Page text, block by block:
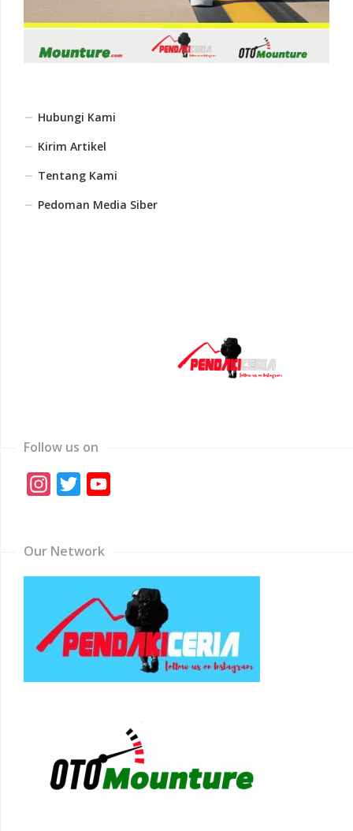
Hubungi Kami
Kirim Artikel
Tentang Kami
Pedoman Media Siber
Follow us on
Instagram
Twitter
Our Network